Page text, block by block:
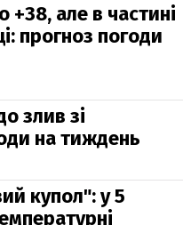
+38, але в частині
прогноз погоди
злив зі
на тиждень
купол": у 5